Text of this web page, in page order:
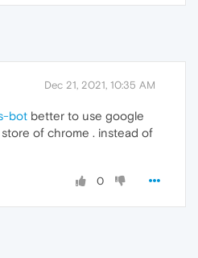
Dec 21, 2021, 10:35 AM
bot better to use google
of chrome . instead of
0